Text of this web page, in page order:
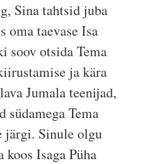
Sina tahtsid juba
oma taevase Isa
soov otsida Tema
ja kära
Jumala teenijad,
südamega Tema
järgi. Sinule olgu
koos Isaga Püha